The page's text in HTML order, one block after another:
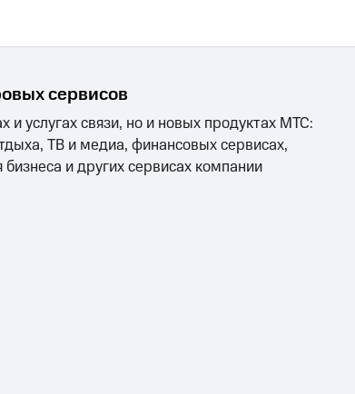
сервисов
и услугах связи, но и новых продуктах МТС:
ТВ и медиа, финансовых сервисах,
и других сервисах компании